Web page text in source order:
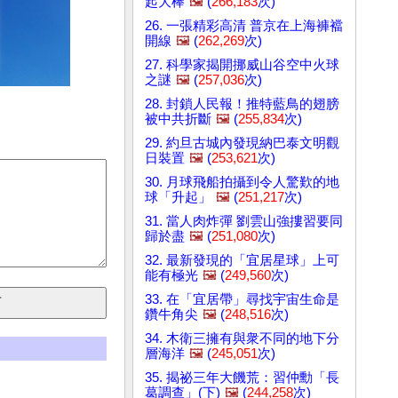
26. 一張精彩高清 普京在上海褲襠
開線 🖼️ (262,269次)
27. 科學家揭開挪威山谷空中火球
之謎 🖼️ (257,036次)
28. 封鎖人民報！推特藍鳥的翅膀
被中共折斷 🖼️ (255,834次)
29. 約旦古城內發現納巴泰文明觀
日裝置 🖼️ (253,621次)
30. 月球飛船拍攝到令人驚歎的地
球「升起」
🖼️ (251,217次)
31. 當人肉炸彈 劉雲山強摟習要同
歸於盡 🖼️ (251,080次)
32. 最新發現的「宜居星球」上可
能有極光 🖼️ (249,560次)
33. 在「宜居帶」尋找宇宙生命是
鑽牛角尖 🖼️ (248,516次)
34. 木衛三擁有與衆不同的地下分
層海洋 🖼️ (245,051次)
35. 揭祕三年大饑荒：習仲勳「長
葛調查」(下) 🖼️ (244,258次)